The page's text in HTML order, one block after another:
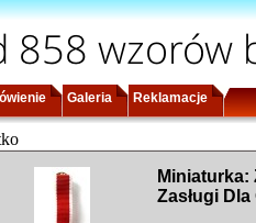
858 wzorów
Galeria Reklamacje
Miniaturka:
Zasługi